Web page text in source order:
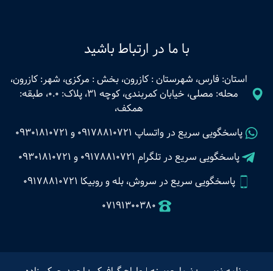
با ما در ارتباط باشید
استان: فارس، شهرستان : کازرون، بخش : مرکزی، شهر: کازرون،
محله: مصلی، خیابان کمربندی، کوچه 31، پلاک: 0.0، طبقه:
همکف،
پاسخگویی سریع در واتساپ 09178810721 و 09301810721
پاسخگویی سریع در تلگرام 09178810721 و 09301810721
پاسخگویی سریع در سروش، بله و روبیکا 09178810721
07191300380